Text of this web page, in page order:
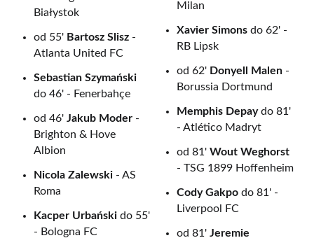
Białystok
od 55' Bartosz Slisz -
Atlanta United FC
Sebastian Szymański
do 46' - Fenerbahçe
od 46' Jakub Moder -
Brighton & Hove
Albion
Nicola Zalewski - AS
Roma
Kacper Urbański do 55'
- Bologna FC
Milan
Xavier Simons do 62' -
RB Lipsk
od 62' Donyell Malen -
Borussia Dortmund
Memphis Depaydo 81'
- Atlético Madryt
od 81' Wout Weghorst
- TSG 1899 Hoffenheim
Cody Gakpo do 81' -
Liverpool FC
od 81' Jeremie